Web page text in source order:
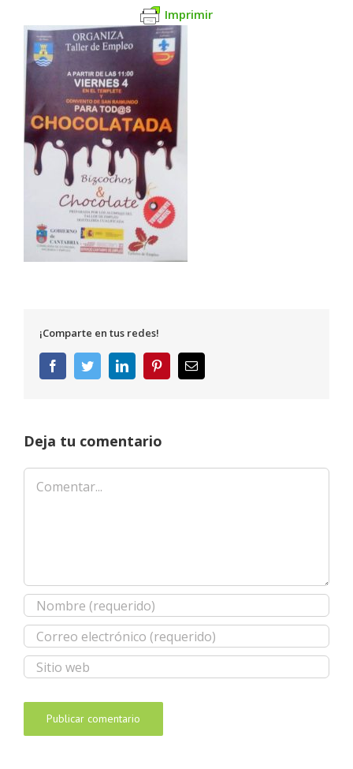
Imprimir
¡Comparte en tus redes!
FacebookTwitterLinkedInPinterestCorreo
electrónico
Deja tu comentario
Comentar